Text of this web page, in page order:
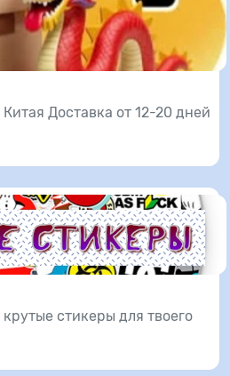
Доставка от 12-20 дней
стикеры для твоего